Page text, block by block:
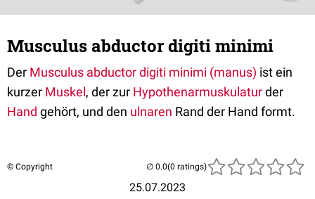
Musculus abductor digiti minimi
Der Musculus abductor digiti minimi (manus) ist ein
kurzer Muskel, der zur Hypothenarmuskulaturder
Hand gehört, und den ulnaren Rand der Hand formt.
© Copyright
25.07.2023
(0 ratings)